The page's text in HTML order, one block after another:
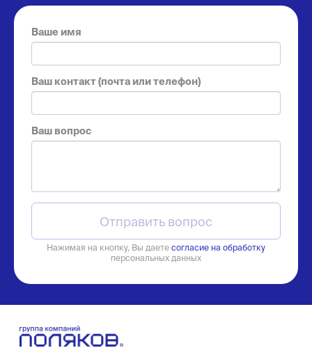
Ваше имя
Ваш контакт (почта или телефон)
Ваш вопрос
Отправить вопрос
Нажимая на кнопку, Вы даете согласие на обработку
персональных данных